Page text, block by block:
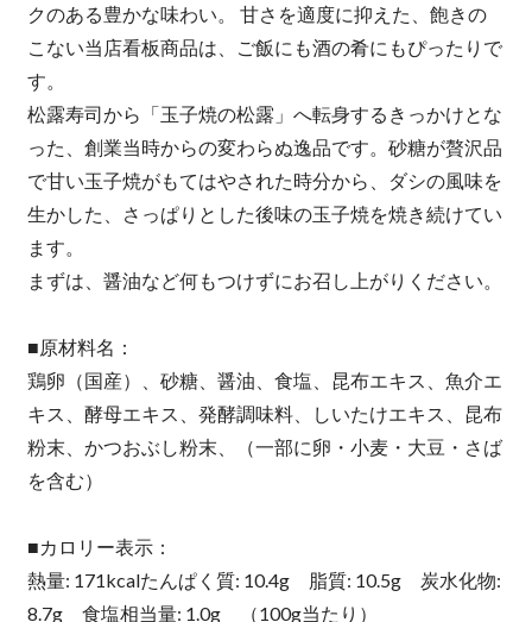
クのある豊かな味わい。 甘さを適度に抑えた、飽きの
こない当店看板商品は、ご飯にも酒の肴にもぴったりで
す。
松露寿司から「玉子焼の松露」へ転身するきっかけとな
った、創業当時からの変わらぬ逸品です。砂糖が贅沢品
で甘い玉子焼がもてはやされた時分から、ダシの風味を
生かした、さっぱりとした後味の玉子焼を焼き続けてい
ます。
まずは、醤油など何もつけずにお召し上がりください。
■原材料名：
鶏卵（国産）、砂糖、醤油、食塩、昆布エキス、魚介エ
キス、酵母エキス、発酵調味料、しいたけエキス、昆布
粉末、かつおぶし粉末、（一部に卵・小麦・大豆・さば
を含む）
■カロリー表示：
熱量: 171kcalたんぱく質: 10.4g 脂質: 10.5g 炭水化物:
8.7g 食塩相当量: 1.0g （100g当たり）